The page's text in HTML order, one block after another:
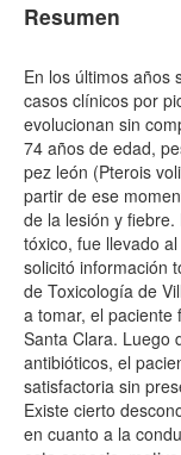
Resumen
En los últimos años
casos clínicos por
evolucionan sin
74 años de edad,
pez león (Pterois
partir de ese
de la lesión y
tóxico, fue llevado
solicitó información
de Toxicología de
a tomar, el paciente
Santa Clara. Luego
antibióticos, el
satisfactoria sin
Existe cierto
en cuanto a la